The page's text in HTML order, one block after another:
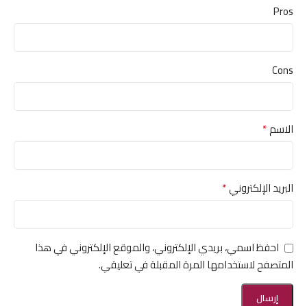
Pros
Cons
الاسم*
البريد الإلكتروني*
احفظ اسمي، بريدي الإلكتروني، والموقع الإلكتروني في هذا
المتصفح لاستخدامها المرة المقبلة في تعليقي.